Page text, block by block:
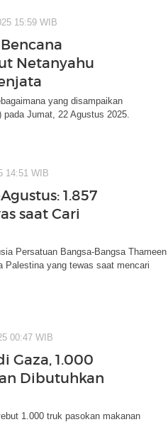
15:59 WIB
Netanyahu
yang disampaikan
Jumat, 22 Agustus 2025.
14:51 WIB
1.857
saat Cari
Persatuan Bangsa-Bangsa Thameen
Palestina yang tewas saat mencari
00:47 WIB
Gaza, 1.000
Dibutuhkan
1.000 truk pasokan makanan